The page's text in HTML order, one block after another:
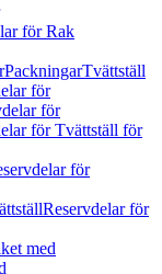
för Rak
PackningarTvättställ
för
för
för Tvättställ för
för
Reservdelar för
med